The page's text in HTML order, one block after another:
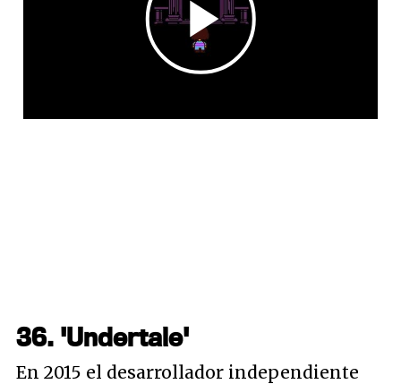
36. 'Undertale'
En 2015 el desarrollador independiente